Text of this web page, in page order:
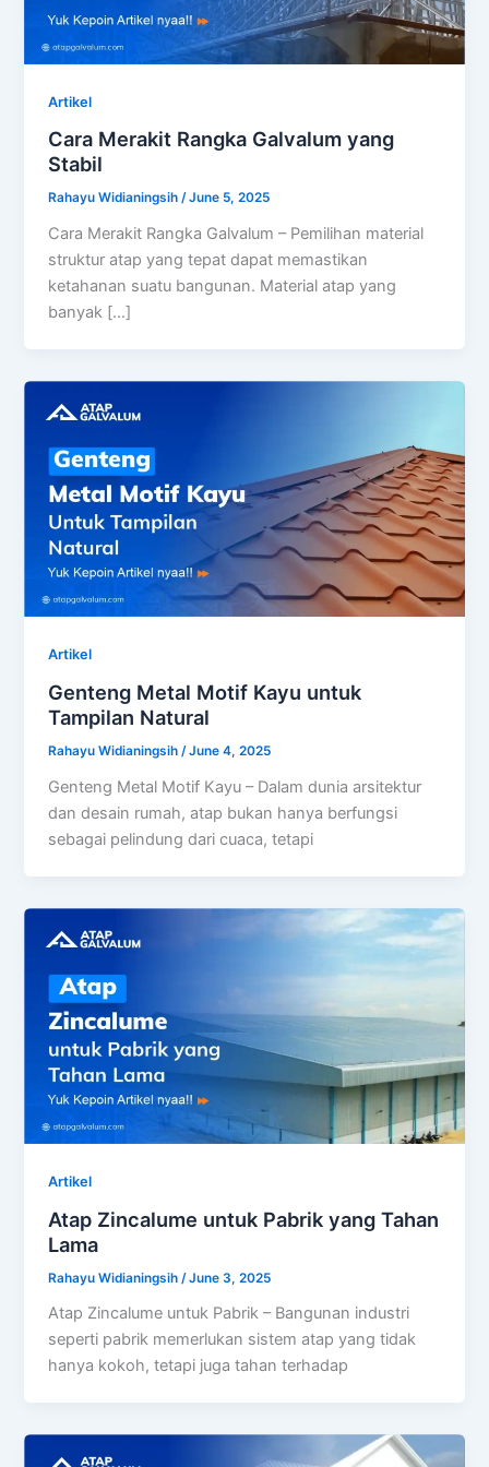
Artikel
Cara Merakit Rangka Galvalum yang
Stabil
Rahayu Widianingsih/June 5, 2025
Cara Merakit Rangka Galvalum – Pemilihan material
struktur atap yang tepat dapat memastikan
ketahanan suatu bangunan. Material atap yang
banyak […]
Artikel
Genteng Metal Motif Kayu untuk
Tampilan Natural
Rahayu Widianingsih/June 4, 2025
Genteng Metal Motif Kayu – Dalam dunia arsitektur
dan desain rumah, atap bukan hanya berfungsi
sebagai pelindung dari cuaca, tetapi
Artikel
Atap Zincalume untuk Pabrik yang Tahan
Lama
Rahayu Widianingsih /June 3, 2025
Atap Zincalume untuk Pabrik – Bangunan industri
seperti pabrik memerlukan sistem atap yang tidak
hanya kokoh, tetapi juga tahan terhadap